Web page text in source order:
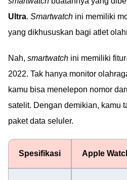
Ultra. Smartwatch ini memiliki
yang dikhususkan bagi atlet
Nah, smartwatch ini memiliki
2022. Tak hanya monitor
kamu bisa menelepon nomor
satelit. Dengan demikian, kamu
paket data seluler.
Spesifikasi Apple